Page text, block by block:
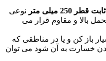
نوعی
بالا و مقاوم قرار می
باز کن و یا در مناطقی که
خسارت به آن شود می توان